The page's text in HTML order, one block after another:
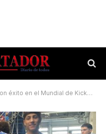
en el Mundial de Kickboxing